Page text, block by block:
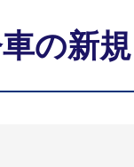
の新